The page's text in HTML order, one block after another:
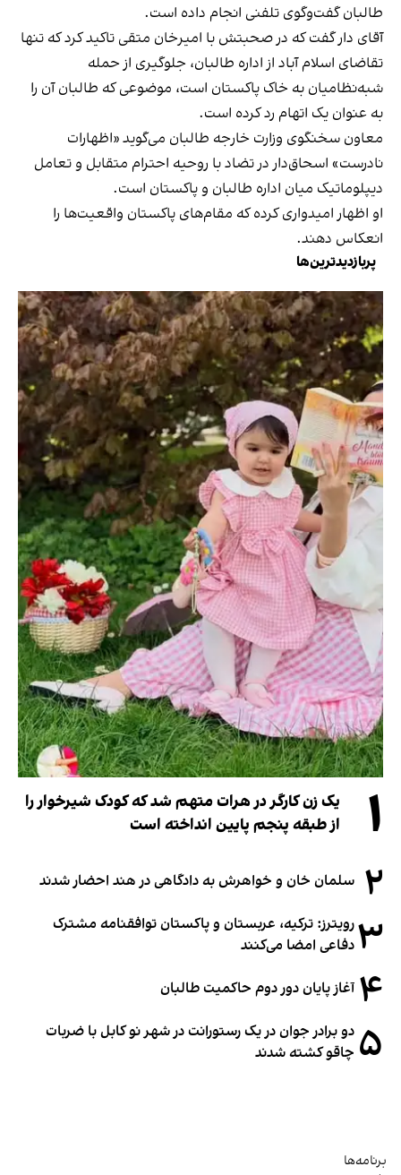
طالبان گفت‌وگوی تلفنی انجام داده است.
آقای دار گفت که در صحبتش با امیرخان متقی تاکید کرد که تنها
تقاضای اسلام آباد از اداره طالبان، جلوگیری از حمله
شبه‌نظامیان به خاک پاکستان است، موضوعی که طالبان آن را
به عنوان یک اتهام رد کرده است.
معاون سخنگوی وزارت خارجه طالبان می‌گوید «اظهارات
نادرست» اسحاق‌دار در تضاد با روحیه احترام متقابل و تعامل
دیپلوماتیک میان اداره طالبان و پاکستان است.
او اظهار امیدواری کرده که مقام‌های پاکستان واقعیت‌ها را
انعکاس دهند.
پربازدیدترین‌ها
۱
یک زن کارگر در هرات متهم شد که کودک شیرخوار را
از طبقه پنجم پایین انداخته است
۲ سلمان خان و خواهرش به دادگاهی در هند احضار شدند
۳رویترز: ترکیه، عربستان و پاکستان توافقنامه مشترک
دفاعی امضا می‌کنند
۴ آغاز پایان دور دوم حاکمیت طالبان
۵ دو برادر جوان در یک رستورانت در شهر نو کابل با ضربات
چاقو کشته شدند
برنامه‌ها